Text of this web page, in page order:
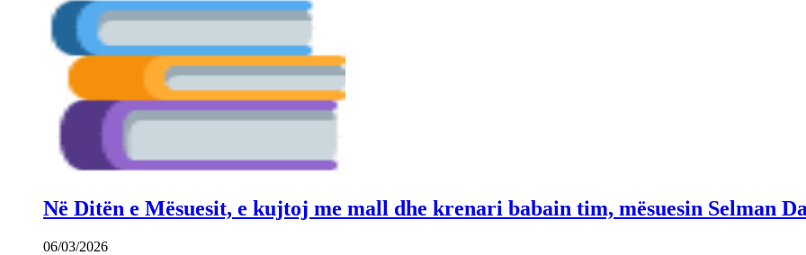
Në Ditën e Mësuesit, e kujtoj me mall dhe krenari babain tim, mësuesin Selman
06/03/2026